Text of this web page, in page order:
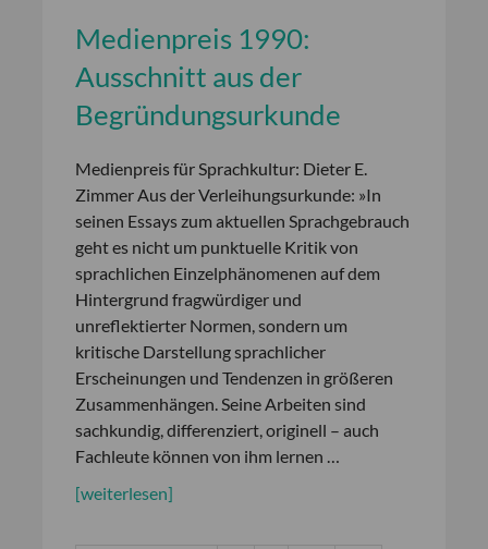
Medienpreis 1990:
Ausschnitt aus der
Begründungsurkunde
Medienpreis für Sprachkultur: Dieter E.
Zimmer Aus der Verleihungsurkunde: »In
seinen Essays zum aktuellen Sprachgebrauch
geht es nicht um punktuelle Kritik von
sprachlichen Einzelphänomenen auf dem
Hintergrund fragwürdiger und
unreflektierter Normen, sondern um
kritische Darstellung sprachlicher
Erscheinungen und Tendenzen in größeren
Zusammenhängen. Seine Arbeiten sind
sachkundig, differenziert, originell – auch
Fachleute können von ihm lernen …
[weiterlesen]